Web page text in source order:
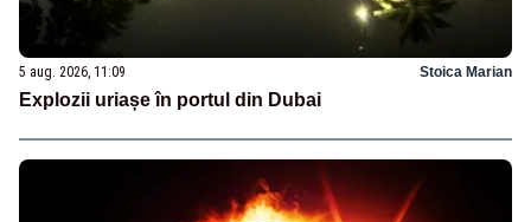
5 aug. 2026, 11:09 Stoica Marian
Explozii uriașe în portul din Dubai